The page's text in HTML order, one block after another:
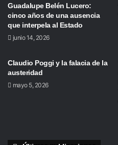
Guadalupe Belén Lucero:
cinco años de una ausencia
que interpela al Estado
junio 14, 2026
Claudio Poggi y la falacia de la
austeridad
mayo 5, 2026